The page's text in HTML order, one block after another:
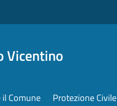
Vicentino
il Comune Protezione Civile